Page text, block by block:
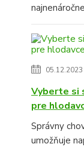
05.12.2023
Vyberte si
pre
Správny
umožňuje